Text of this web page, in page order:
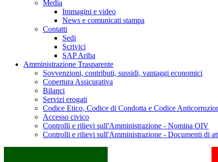
Media
Immagini e video
News e comunicati stampa
Contatti
Sedi
Scrivici
SAP Ariba
Amministrazione Trasparente
Sovvenzioni, contributi, sussidi, vantaggi economici
Copertura Assicurativa
Bilanci
Servizi erogati
Codice Etico, Codice di Condotta e Codice
Accesso civico
Controlli e rilievi sull'Amministrazione - Nomina OIV
Controlli e rilievi sull'Amministrazione - Documenti di